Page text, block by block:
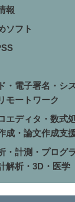
報
ソフト
・電子署名・シ
モートワーク
エディタ・数式
成・論文作成支
・計測・プログ
解析・3D・医学